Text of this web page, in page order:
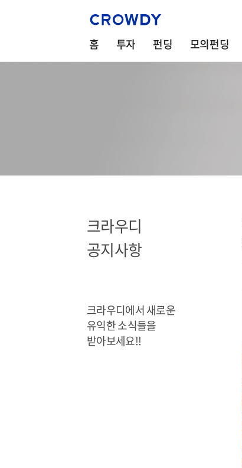
홈 투자 펀딩 모의펀딩
크라우디
공지사항
크라우디에서 새로운
유익한 소식들을
받아보세요!!